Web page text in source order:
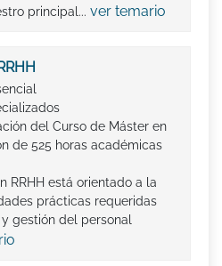
principal... ver temario
del Curso de Máster en
de 525 horas académicas
RRHH está orientado a la
prácticas requeridas
gestión del personal